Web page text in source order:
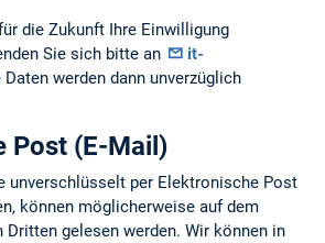
die Zukunft Ihre Einwilligung
Sie sich bitte an
it-
Daten werden dann unverzüglich
Post (E-Mail)
unverschlüsselt per Elektronische Post
können möglicherweise auf dem
Dritten gelesen werden. Wir können in